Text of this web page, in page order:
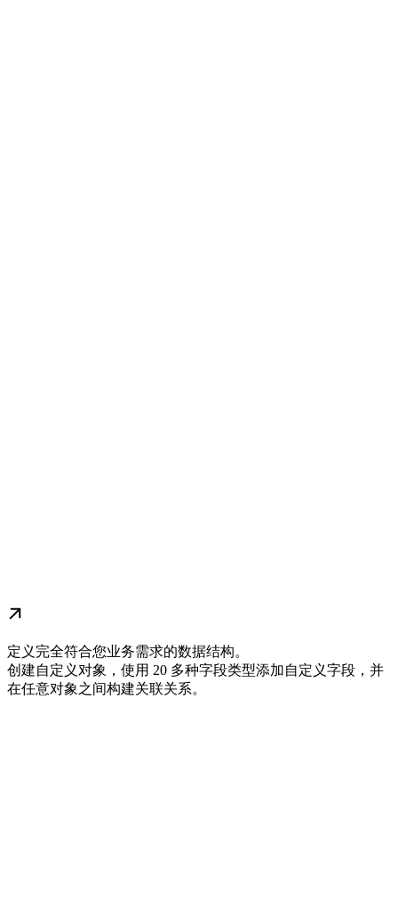
定义完全符合您业务需求的数据结构。
创建自定义对象，使用 20 多种字段类型添加自定义字段，并
在任意对象之间构建关联关系。